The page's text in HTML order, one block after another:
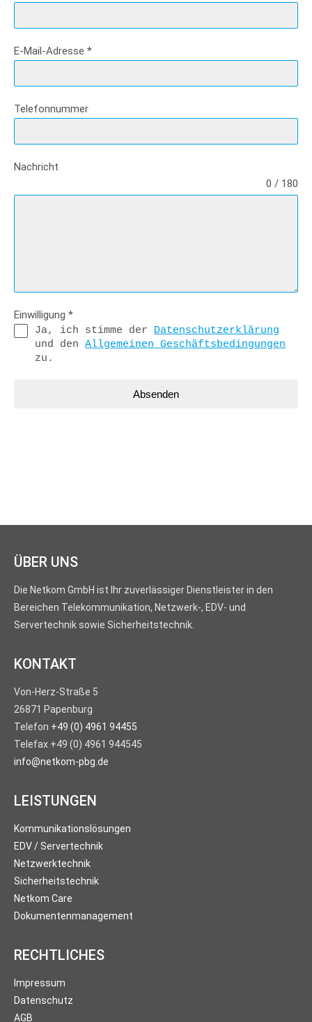
E-Mail-Adresse *
Telefonnummer
Nachricht
0 / 180
Einwilligung *
Ja, ich stimme der Datenschutzerklärung
und den Allgemeinen Geschäftsbedingungen
zu.
Absenden
ÜBER UNS
Die Netkom GmbH ist Ihr zuverlässiger Dienstleister in den
Bereichen Telekommunikation, Netzwerk-, EDV- und
Servertechnik sowie Sicherheitstechnik.
KONTAKT
Von-Herz-Straße 5
26871 Papenburg
Telefon +49 (0) 4961 94455
Telefax +49 (0) 4961 944545
info@netkom-pbg.de
LEISTUNGEN
Kommunikationslösungen
EDV / Servertechnik
Netzwerktechnik
Sicherheitstechnik
Netkom Care
Dokumentenmanagement
RECHTLICHES
Impressum
Datenschutz
AGB